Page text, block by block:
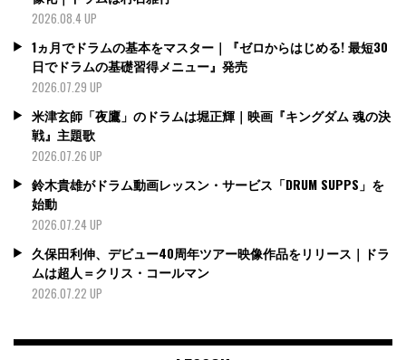
2026.08.4 UP
1ヵ月でドラムの基本をマスター｜『ゼロからはじめる! 最短30
日でドラムの基礎習得メニュー』発売
2026.07.29 UP
米津玄師「夜鷹」のドラムは堀正輝｜映画『キングダム 魂の決
戦』主題歌
2026.07.26 UP
鈴木貴雄がドラム動画レッスン・サービス「DRUM SUPPS」を
始動
2026.07.24 UP
久保田利伸、デビュー40周年ツアー映像作品をリリース｜ドラ
ムは超人＝クリス・コールマン
2026.07.22 UP